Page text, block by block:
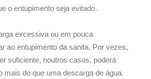
o entupimento seja evitado.
excessiva ou em pouca
ao entupimento da sanita. Por vezes,
suficiente, noutros casos, poderá
mais do que uma descarga de água.